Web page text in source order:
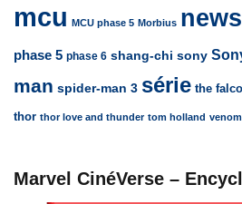
mcu MCU phase 5 Morbius news
phase 5 phase 6 shang-chi sony
man spider-man 3 série the
thor thor love and thunder tom holland venom
Marvel CinéVerse –